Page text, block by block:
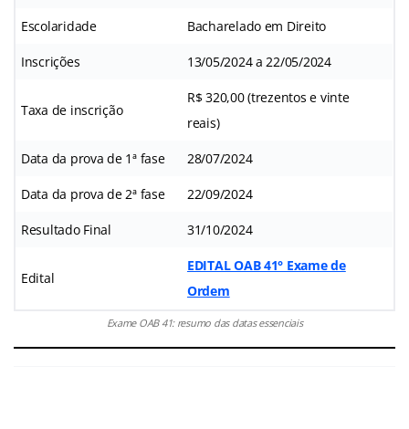
Escolaridade Bacharelado em Direito
Inscrições 13/05/2024 a 22/05/2024
Taxa de inscrição
R$ 320,00 (trezentos e vinte
reais)
Data da prova de 1ª fase 28/07/2024
Data da prova de 2ª fase 22/09/2024
Resultado Final 31/10/2024
Edital
EDITAL OAB 41° Exame de
Ordem
Exame OAB 41: resumo das datas essenciais